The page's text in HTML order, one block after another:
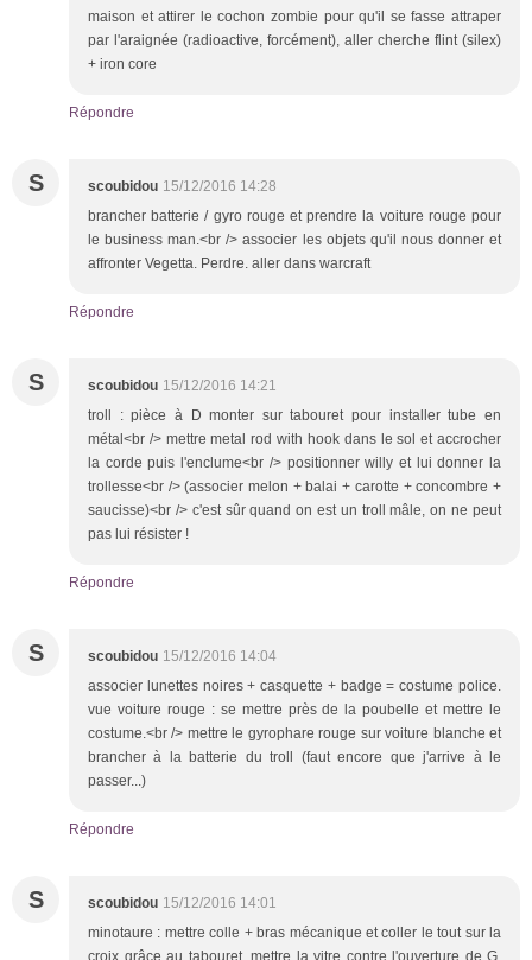
maison et attirer le cochon zombie pour qu'il se fasse attraper
par l'araignée (radioactive, forcément), aller cherche flint (silex)
+ iron core
Répondre
S scoubidou 15/12/2016 14:28
brancher batterie / gyro rouge et prendre la voiture rouge pour
le business man.<br /> associer les objets qu'il nous donner et
affronter Vegetta. Perdre. aller dans warcraft
Répondre
S scoubidou 15/12/2016 14:21
troll : pièce à D monter sur tabouret pour installer tube en
métal<br /> mettre metal rod with hook dans le sol et accrocher
la corde puis l'enclume<br /> positionner willy et lui donner la
trollesse<br /> (associer melon + balai + carotte + concombre +
saucisse)<br /> c'est sûr quand on est un troll mâle, on ne peut
pas lui résister !
Répondre
S scoubidou 15/12/2016 14:04
associer lunettes noires + casquette + badge = costume police.
vue voiture rouge : se mettre près de la poubelle et mettre le
costume.<br /> mettre le gyrophare rouge sur voiture blanche et
brancher à la batterie du troll (faut encore que j'arrive à le
passer...)
Répondre
S scoubidou 15/12/2016 14:01
minotaure : mettre colle + bras mécanique et coller le tout sur la
croix grâce au tabouret. mettre la vitre contre l'ouverture de G.